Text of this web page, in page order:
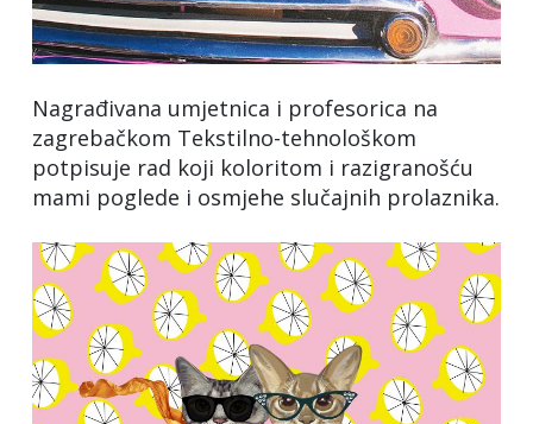
Nagrađivana umjetnica i profesorica na
zagrebačkom Tekstilno-tehnološkom
potpisuje rad koji koloritom i razigranošću
mami poglede i osmjehe slučajnih prolaznika.